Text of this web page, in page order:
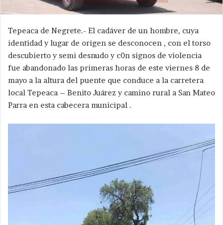
Tepeaca de Negrete.- El cadáver de un hombre, cuya
identidad y lugar de origen se desconocen , con el torso
descubierto y semi desnudo y c0n signos de violencia
fue abandonado las primeras horas de este viernes 8 de
mayo a la altura del puente que conduce a la carretera
local Tepeaca – Benito Juárez y camino rural a San Mateo
Parra en esta cabecera municipal .